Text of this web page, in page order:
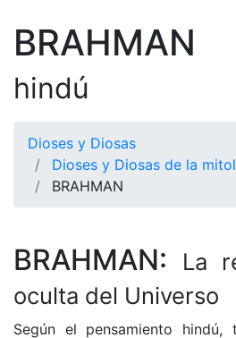
BRAHMAN
hindú
Dioses y Diosas
Dioses y Diosas de la
BRAHMAN
BRAHMAN:
La
oculta del Universo
Según el pensamiento